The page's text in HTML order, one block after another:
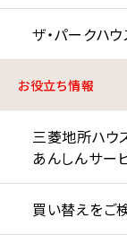
ザ・パークハ
お役立ち情報
三菱地所ハウ
あんしんサー
買い替えをご